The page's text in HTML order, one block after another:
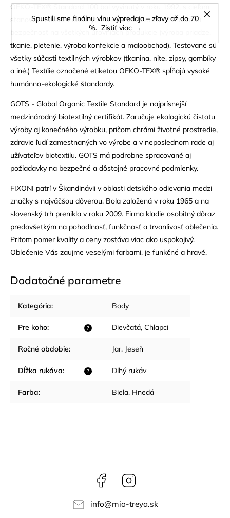
Spustili sme finálnu vlnu výpredaja – zľavy až do 70
%. Zistiť viac →
OEKO-TEX® Standard 100 bol vyvinutý v roku 1992, s cieľom
stanovenia medzinárodných kritérií pre kvalitu a zdravotnú
bezpečnosť na všetkých úrovniach produkcie (výroba priadze,
tkanie, pletenie, výroba konfekcie a maloobchod). Testované sú
všetky súčasti textilných výrobkov (tkanina, nite, zipsy, gombíky
a iné.) Textílie označené etiketou OEKO-TEX® spĺňajú vysoké
humánno-ekologické štandardy.
GOTS - Global Organic Textile Standard je najprísnejší
medzinárodný biotextilný certifikát. Zaručuje ekologickú čistotu
výroby aj konečného výrobku, pričom chrámi životné prostredie,
zdravie ľudí zamestnaných vo výrobe a v neposlednom rade aj
užívateľov biotextilu. GOTS má podrobne spracované aj
požiadavky na bezpečné a dôstojné pracovné podmienky.
FIXONI patrí v Škandinávii v oblasti detského odievania medzi
značky s najväčšou dôverou. Bola založená v roku 1965 a na
slovenský trh prenikla v roku 2009. Firma kladie osobitný dôraz
predovšetkým na pohodlnosť, funkčnosť a trvanlivosť oblečenia.
Pritom pomer kvality a ceny zostáva viac ako uspokojivý.
Oblečenie Vás zaujme veselými farbami, je funkčné a hravé.
Dodatočné parametre
Kategória: Body
?
Pre koho: Dievčatá, Chlapci
Ročné obdobie: Jar, Jeseň
?
Dĺžka rukáva: Dlhý rukáv
Farba: Biela, Hnedá
Facebook
info@mio-treya.sk